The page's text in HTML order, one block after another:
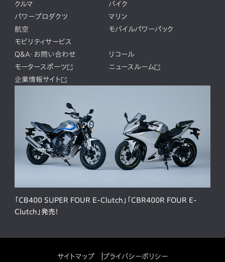
クルマ
バイク
パワープロダクツ
マリン
航空
モバイルパワーパック
モビリティサービス
Q&A・お問い合わせ
リコール
モータースポーツ
ニュースルーム
企業情報サイト
「CB400 SUPER FOUR E-Clutch」「CBR400R FOUR E-
Clutch」発売！
サイトマップ プライバシーポリシー